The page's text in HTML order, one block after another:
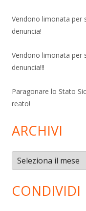
Vendono limonata per
denuncia!
Vendono limonata per
denuncia!!!
Paragonare lo Stato
reato!
ARCHIVI
Archivi
CONDIVIDI